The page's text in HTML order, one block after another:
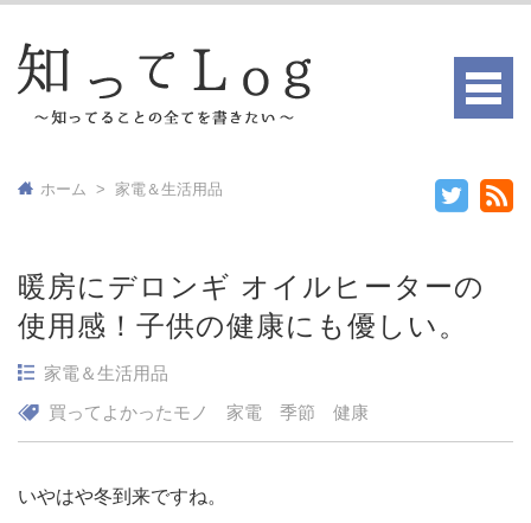
ホーム > 家電＆生活用品
暖房にデロンギ オイルヒーターの
使用感！子供の健康にも優しい。
家電＆生活用品
買ってよかったモノ
家電 季節 健康
いやはや冬到来ですね。